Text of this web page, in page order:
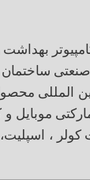
بهداشت
ساختمان
المللی
موبایل و
کولر ،